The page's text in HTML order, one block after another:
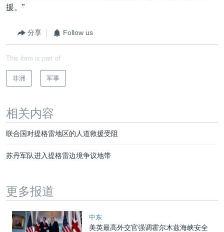
援。”
分享 Follow us
This item is part of
非洲 军事
相关内容
联合国对提格雷地区的人道救援受阻
苏丹军队进入提格雷边境争议地带
更多报道
中东
美英最高外交官强调霍尔木兹海峡安全